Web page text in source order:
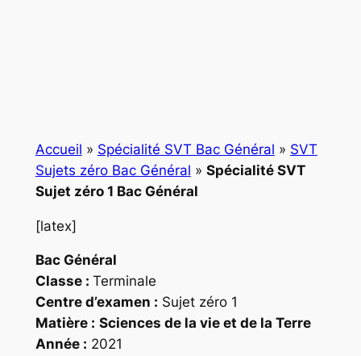
Accueil » Spécialité SVT Bac Général » SVT
Sujets zéro Bac Général » Spécialité SVT
Sujet zéro 1 Bac Général
[latex]
Bac Général
Classe : Terminale
Centre d’examen : Sujet zéro 1
Matière : Sciences de la vie et de la Terre
Année : 2021